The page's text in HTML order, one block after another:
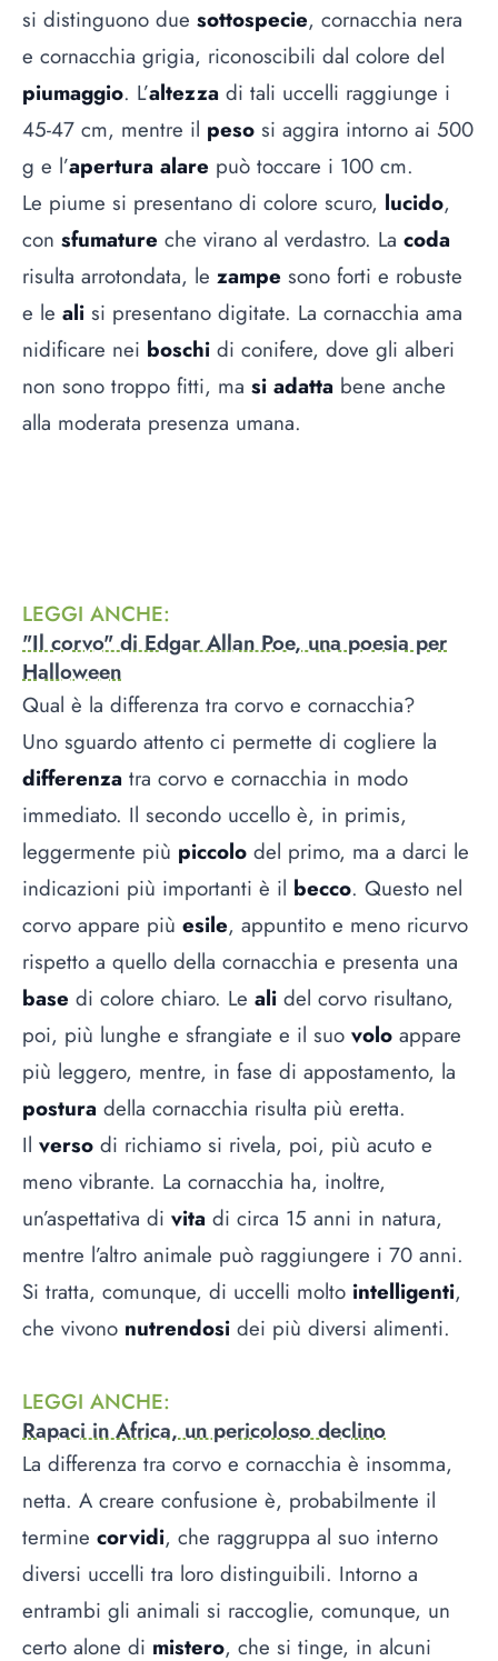
si distinguono due sottospecie, cornacchia nera
e cornacchia grigia, riconoscibili dal colore del
piumaggio. L’altezza di tali uccelli raggiunge i
45-47 cm, mentre il peso si aggira intorno ai 500
g e l’apertura alare può toccare i 100 cm.
Le piume si presentano di colore scuro, lucido,
con sfumature che virano al verdastro. La coda
risulta arrotondata, le zampe sono forti e robuste
e le ali si presentano digitate. La cornacchia ama
nidificare nei boschi di conifere, dove gli alberi
non sono troppo fitti, ma si adatta bene anche
alla moderata presenza umana.
LEGGI ANCHE:
"Il corvo" di Edgar Allan Poe, una poesia per
Halloween
Qual è la differenza tra corvo e cornacchia?
Uno sguardo attento ci permette di cogliere la
differenza tra corvo e cornacchia in modo
immediato. Il secondo uccello è, in primis,
leggermente più piccolo del primo, ma a darci le
indicazioni più importanti è il becco. Questo nel
corvo appare più esile, appuntito e meno ricurvo
rispetto a quello della cornacchia e presenta una
base di colore chiaro. Le ali del corvo risultano,
poi, più lunghe e sfrangiate e il suo volo appare
più leggero, mentre, in fase di appostamento, la
postura della cornacchia risulta più eretta.
Il verso di richiamo si rivela, poi, più acuto e
meno vibrante. La cornacchia ha, inoltre,
un’aspettativa di vita di circa 15 anni in natura,
mentre l’altro animale può raggiungere i 70 anni.
Si tratta, comunque, di uccelli molto intelligenti,
che vivono nutrendosi dei più diversi alimenti.
LEGGI ANCHE:
Rapaci in Africa, un pericoloso declino
La differenza tra corvo e cornacchia è insomma,
netta. A creare confusione è, probabilmente il
termine corvidi, che raggruppa al suo interno
diversi uccelli tra loro distinguibili. Intorno a
entrambi gli animali si raccoglie, comunque, un
certo alone di mistero, che si tinge, in alcuni